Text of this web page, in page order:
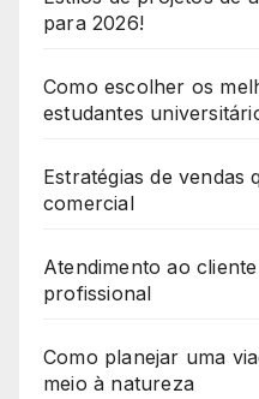
para 2026!
Como escolher os
estudantes
Estratégias de vendas
comercial
Atendimento ao
profissional
Como planejar uma
meio à natureza